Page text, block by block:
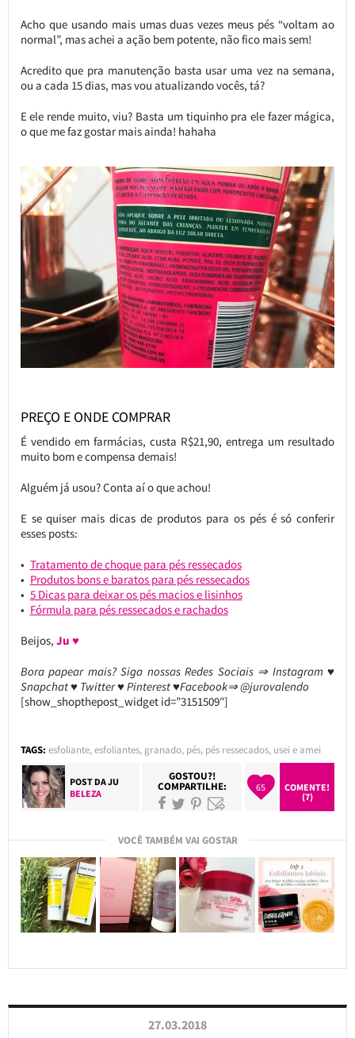
Acho que usando mais umas duas vezes meus pés “voltam ao
normal”, mas achei a ação bem potente, não fico mais sem!
Acredito que pra manutenção basta usar uma vez na semana,
ou a cada 15 dias, mas vou atualizando vocês, tá?
E ele rende muito, viu? Basta um tiquinho pra ele fazer mágica,
o que me faz gostar mais ainda! hahaha
PREÇO E ONDE COMPRAR
É vendido em farmácias, custa R$21,90, entrega um resultado
muito bom e compensa demais!
Alguém já usou? Conta aí o que achou!
E se quiser mais dicas de produtos para os pés é só conferir
esses posts:
Tratamento de choque para pés ressecados
Produtos bons e baratos para pés ressecados
5 Dicas para deixar os pés macios e lisinhos
Fórmula para pés ressecados e rachados
Beijos, Ju ♥
Bora papear mais? Siga nossas Redes Sociais ⇒ Instagram ♥
Snapchat ♥ Twitter ♥ Pinterest ♥Facebook⇒ @jurovalendo
[show_shopthepost_widget id=”3151509″]
TAGS: esfoliante,esfoliantes, granado, pés, pés ressecados, usei e amei
POST DAJU
BELEZA
GOSTOU?!
COMPARTILHE: 65
COMENTE!
(7)
VOCÊ TAMBÉM VAI GOSTAR
27.03.2018